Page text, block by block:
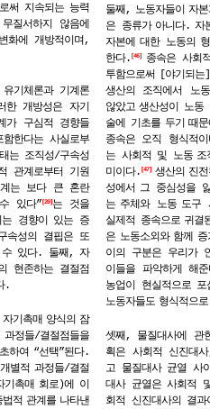
써 지속되는 능력
질서하지 않음에
화에 개방적이며,
기체론과 기계론
개방성은 자기
가 구심적 경향들
한다는 사실로부
는 조직성/구속성
관계로부터 기원
는 보다 큰 혼란
있다” 20 는 것을
는 경향이 있는 증
속성의 결핍은 또
수 있다. 둘째, 자
현존하는 결절점
.
자기촉매 양식의 잠
과정들/결절점들을
하여 “선택”된다.
별적 과정들/결절
기촉매 회로)에
이
법적 관계를 나타낸
둘째, 노동자들이 자
은 종류가 아니다. 자
자본에 대한 노동의
한다. 46
종속은 사회
투함으로써
[야기되는]
생산의 조직에서 노
않았고 생산성이 노동
술에 기초를 두기 때
종속은 오직 형식적
는 사회적 및 노동 조
미이다. 47 생산의 진
성에서 그 중심성을
는 주체와 노동 도구
실제적 종속으로 귀결
은 노동소외와 함께
이의 구분은 우리가
이들을 파악하게 해
농업이 현실적으로 포
노동자들도 형식적으로
셋째, 물질대사에 관
획은 사회적 신진대
고 물질대사 균열 사
대사 균열은 사회적
회적 신진대사의 결